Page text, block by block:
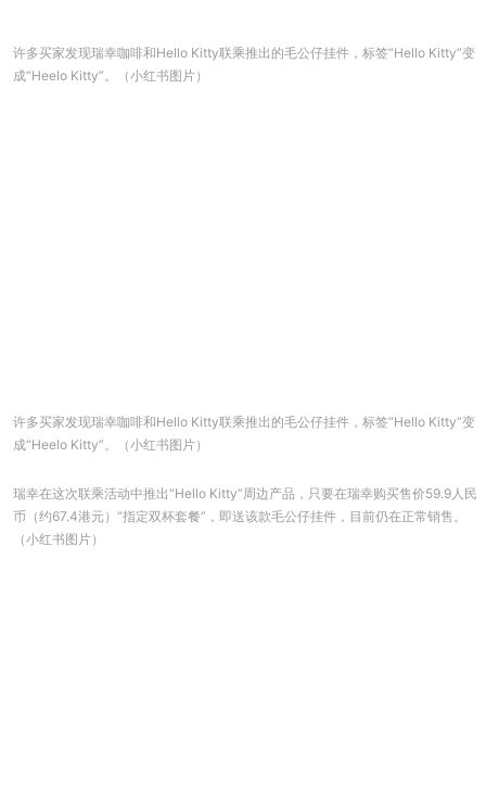
许多买家发现瑞幸咖啡和Hello Kitty联乘推出的毛公仔挂件，标签“Hello Kitty”变
成“Heelo Kitty”。（小红书图片）
许多买家发现瑞幸咖啡和Hello Kitty联乘推出的毛公仔挂件，标签“Hello Kitty”变
成“Heelo Kitty”。（小红书图片）
瑞幸在这次联乘活动中推出“Hello Kitty”周边产品，只要在瑞幸购买售价59.9人民
币（约67.4港元）“指定双杯套餐”，即送该款毛公仔挂件，目前仍在正常销售。
（小红书图片）